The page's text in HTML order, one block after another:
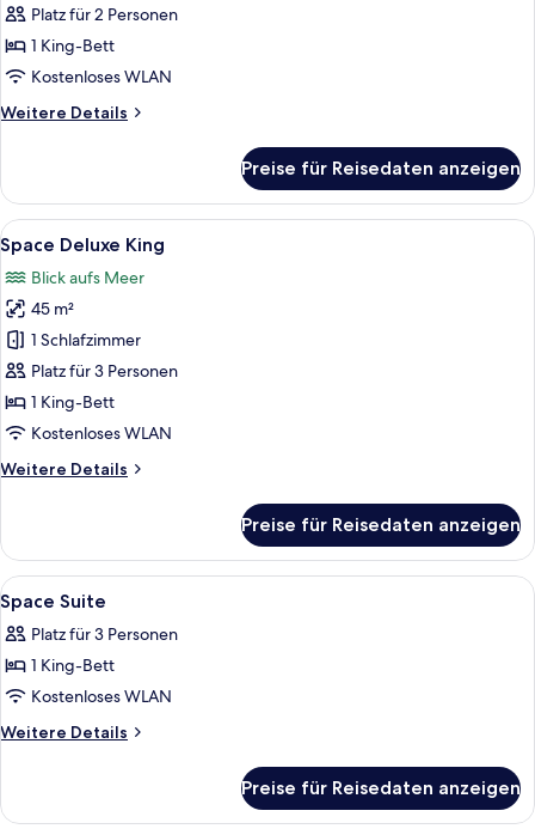
with
Onsen
Access
Platz für 2 Personen
1 King-Bett
Kostenloses WLAN
Weitere Details
Weitere
Suite
with
Onsen
Access
Preise für Reisedaten anzeigen
Alle
Fotos
für
Space
Deluxe
King
anzeigen
Ein modernes Hotelzimmer mit
7
Space Deluxe King
Blick aufs Meer
45 m²
1 Schlafzimmer
Platz für 3 Personen
1 King-Bett
Kostenloses WLAN
Weitere Details
Weitere
Deluxe
King
Preise für Reisedaten anzeigen
Alle
Fotos
für
Space
Suite
anzeigen
Minibar, Zimmersafe, Schreibtisch,
4
Space Suite
Platz für 3 Personen
1 King-Bett
Kostenloses WLAN
Weitere Details
Weitere
Suite
Preise für Reisedaten anzeigen